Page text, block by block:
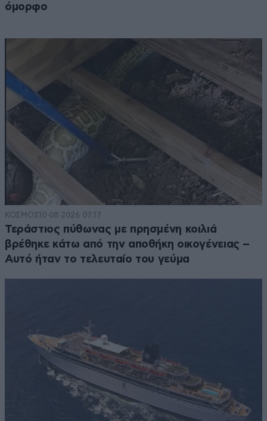
όμορφο
ΚΟΣΜΟΣ10·08·2026 07:17
Τεράστιος πύθωνας με πρησμένη κοιλιά
βρέθηκε κάτω από την αποθήκη οικογένειας –
Αυτό ήταν το τελευταίο του γεύμα